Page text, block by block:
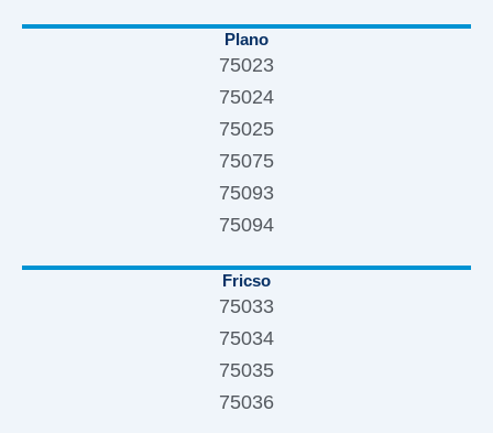
Plano
75023
75024
75025
75075
75093
75094
Fricso
75033
75034
75035
75036